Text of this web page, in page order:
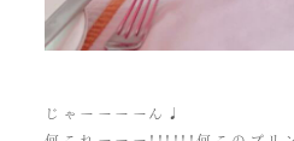
じゃーーーーん♩